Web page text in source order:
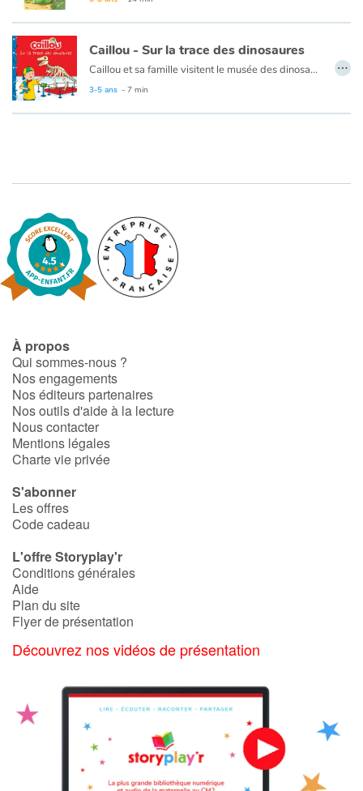
Caillou - Sur la trace des dinosaures
Caillou et sa famille visitent le musée des dinosaures. Caillou aime observer les squelettes de dinosaure et en apprendre davantage sur les différentes espèces. Lorsque Caillou perd la trace de ses parents, il sait quoi faire en attendant que Maman le trouve. Puis, quand il perd Rexy, Caillou retrace ses pas jusqu'à sa peluche favorite.
Ce livre est disponible en anglis :Caillou - The dinosaur museum
3-5 ans - 7 min
…
À propos
Qui sommes-nous ?
Nos engagements
Nos éditeurs partenaires
Nos outils d'aide à la lecture
Nous contacter
Mentions légales
Charte vie privée
S'abonner
Les offres
Code cadeau
L'offre Storyplay'r
Conditions générales
Aide
Plan du site
Flyer de présentation
Découvrez nos vidéos de présentation